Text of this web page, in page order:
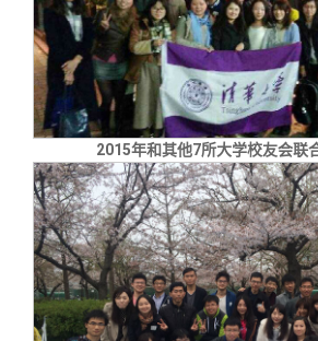
2015年和其他7所大学校友会联合